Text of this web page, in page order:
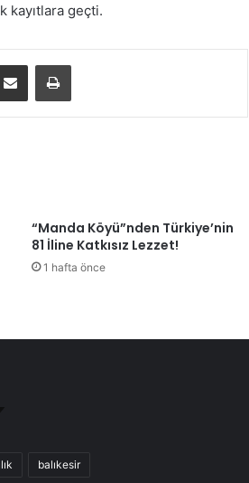
kayıtlara geçti.
E-Posta ile paylaş Yazdır
“Manda Köyü”nden Türkiye’nin
81 İline Katkısız Lezzet!
1 hafta önce
balıkesir